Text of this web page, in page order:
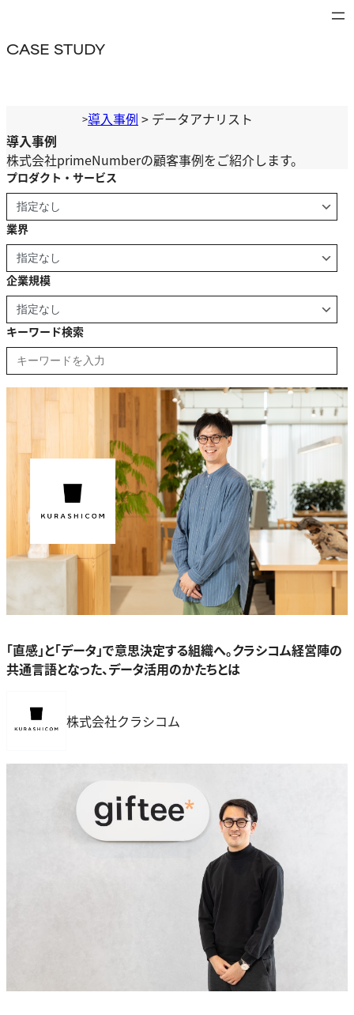
を
CASE STUDY
>導入事例 > データアナリスト
導入事例
株式会社primeNumberの顧客事例をご紹介します。
プロダクト・サービス
業界
企業規模
キーワード検索
「直感」と「データ」で意思決定する組織へ。クラシコム経営陣の
共通言語となった、データ活用のかたちとは
株式会社クラシコム